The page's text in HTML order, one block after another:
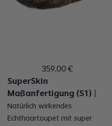
359,00 €
SuperSkin
Maßanfertigung (S1)
Natürlich wirkendes
Echthaartoupet mit super